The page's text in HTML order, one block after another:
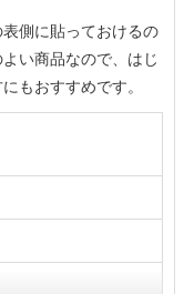
側に貼っておけるの
い商品なので、はじ
もおすすめです。